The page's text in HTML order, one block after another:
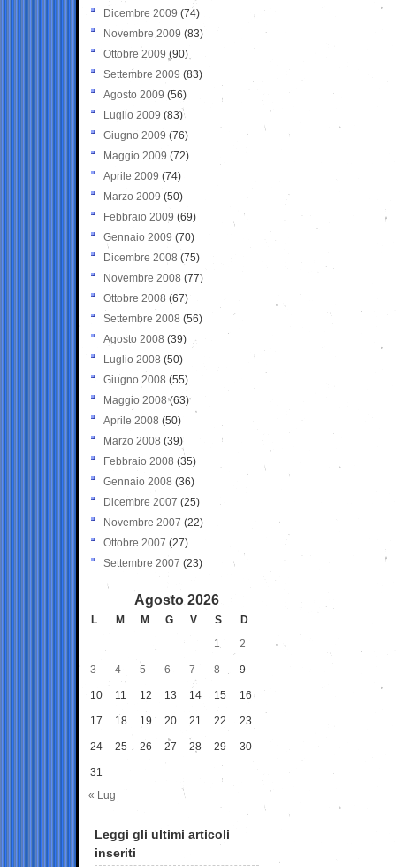
Dicembre 2009 (74)
Novembre 2009 (83)
Ottobre 2009 (90)
Settembre 2009 (83)
Agosto 2009 (56)
Luglio 2009 (83)
Giugno 2009 (76)
Maggio 2009 (72)
Aprile 2009 (74)
Marzo 2009 (50)
Febbraio 2009 (69)
Gennaio 2009 (70)
Dicembre 2008 (75)
Novembre 2008 (77)
Ottobre 2008 (67)
Settembre 2008 (56)
Agosto 2008 (39)
Luglio 2008 (50)
Giugno 2008 (55)
Maggio 2008(63)
Aprile 2008 (50)
Marzo 2008 (39)
Febbraio 2008 (35)
Gennaio 2008 (36)
Dicembre 2007 (25)
Novembre 2007 (22)
Ottobre 2007 (27)
Settembre 2007 (23)
Agosto 2026
L M M G V S
D
1
2
3 4 5 6 7 8 9
10 11 12 13 14 15 16
17 18 19 20 21 22 23
24 25 26 27 28 29 30
31
« Lug
Leggi gli ultimi articoli
inseriti